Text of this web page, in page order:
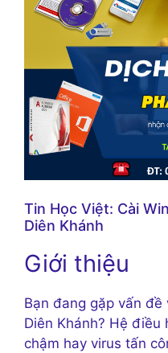
Tin Học Việt: Cài
Diên Khánh
Giới thiệu
Bạn đang gặp vấn
Diên Khánh? Hệ điều
chậm hay virus tấn